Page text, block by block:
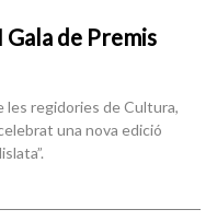
de Premis
les regidories de Cultura,
una nova edició